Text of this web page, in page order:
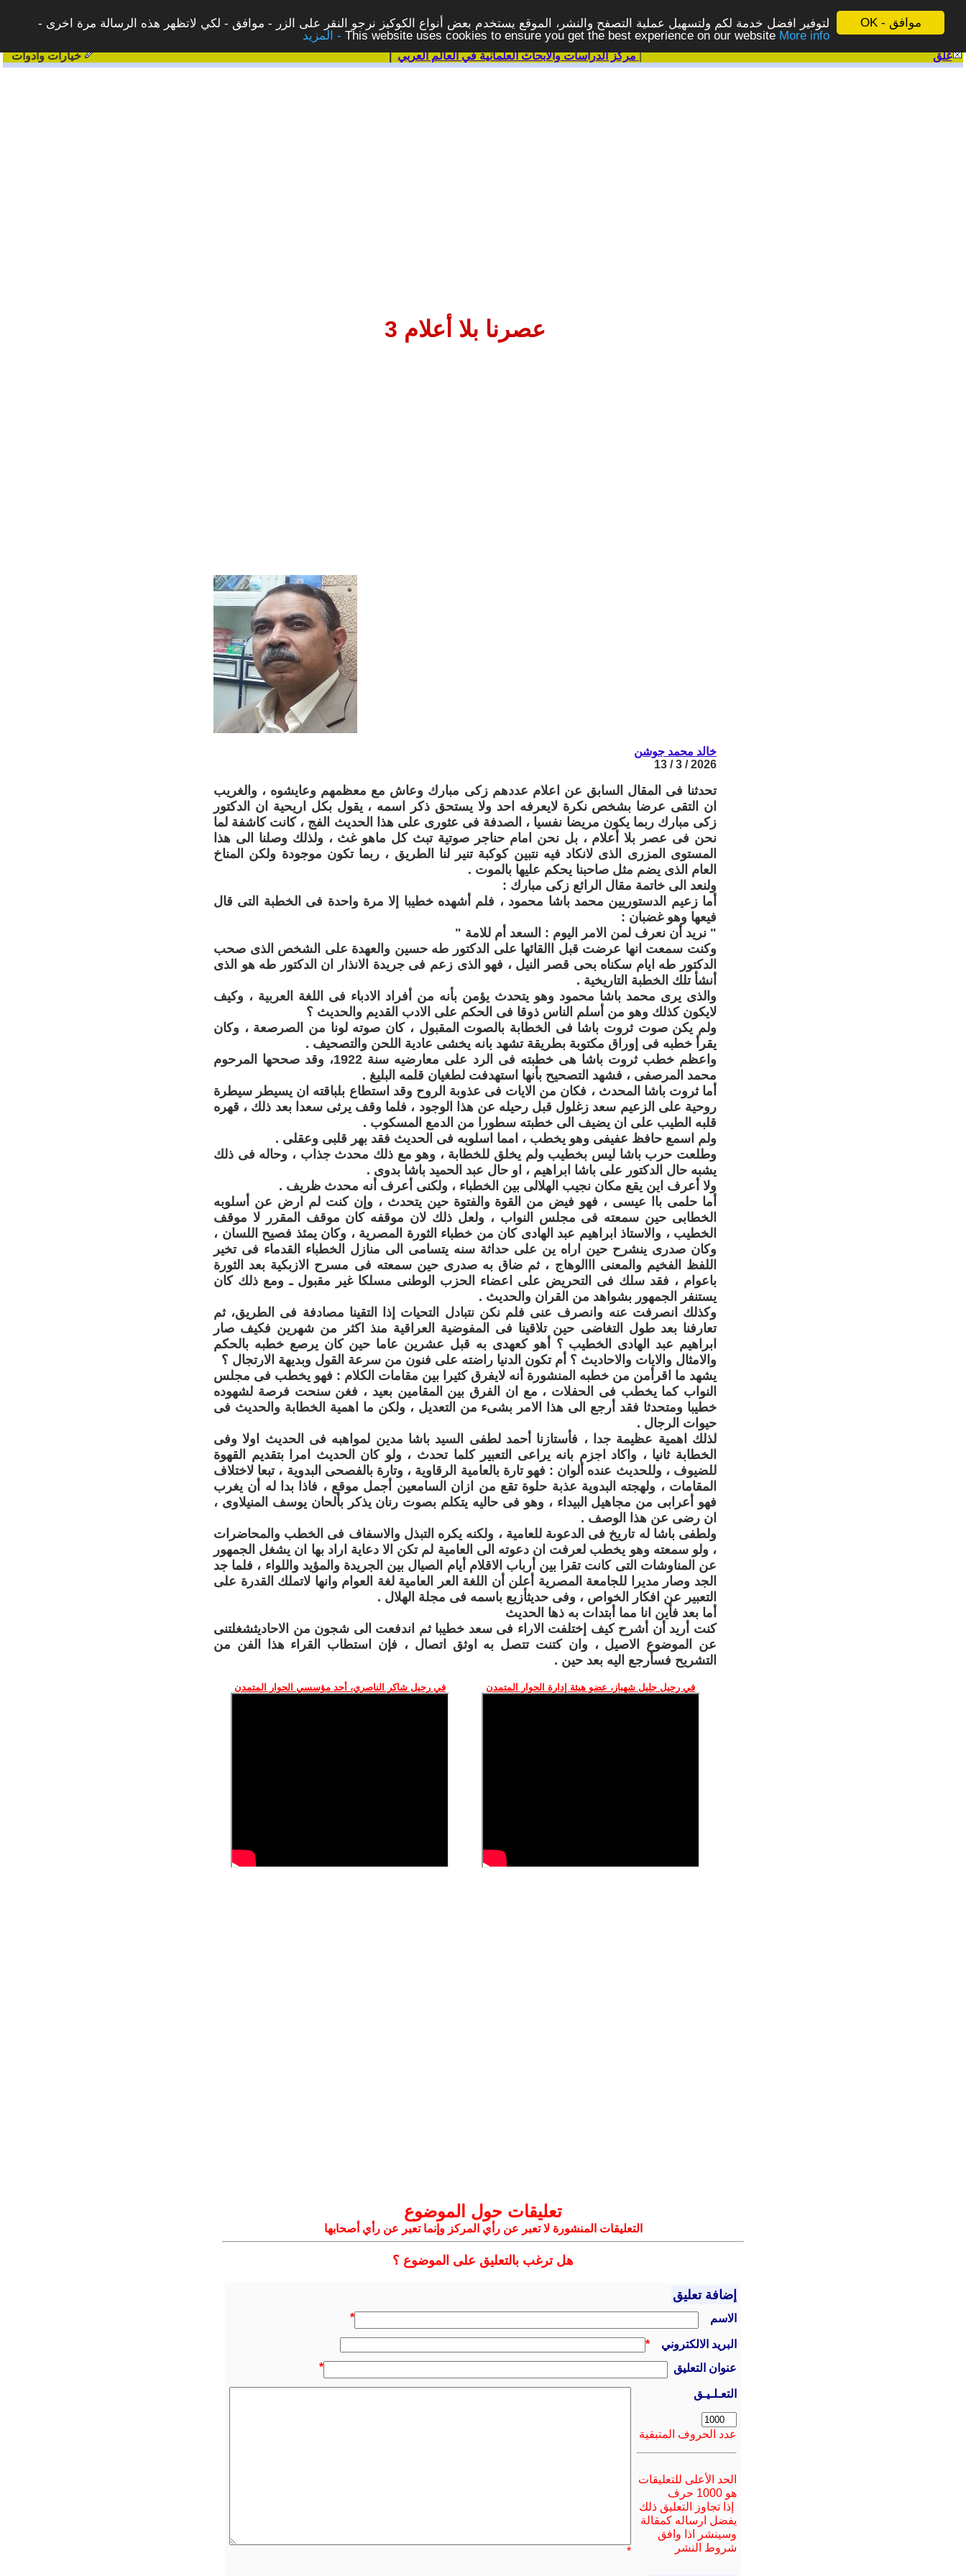
موافق - OK
لتوفير افضل خدمة لكم ولتسهيل عملية التصفح والنشر، الموقع يستخدم بعض أنواع الكوكيز نرجو النقر على الزر - موافق - لكي لاتظهر هذه الرسالة مرة اخرى -
This website uses cookies to ensure you get the best experience on our website More info - المزيد
غلق |مركز الدراسات والابحاث العلمانية في العالم العربي | خيارات وادوات
عصرنا بلا أعلام 3
خالد محمد جوشن
2026 / 3 / 13
تحدثنا فى المقال السابق عن اعلام عددهم زكى مبارك وعاش مع معظمهم وعايشوه ، والغريب
ان التقى عرضا بشخص نكرة لايعرفه احد ولا يستحق ذكر اسمه ، يقول بكل اريحية ان الدكتور
زكى مبارك ربما يكون مريضا نفسيا ، الصدفة فى عثورى على هذا الحديث الفج ، كانت كاشفة لما
نحن فى عصر بلا أعلام ، بل نحن امام حناجر صوتية تبث كل ماهو غث ، ولذلك وصلنا الى هذا
المستوى المزرى الذى لانكاد فيه نتبين كوكبة تنير لنا الطريق ، ربما تكون موجودة ولكن المناخ
العام الذى يضم مثل صاحبنا يحكم عليها بالموت .
ولنعد الى خاتمة مقال الرائع زكى مبارك :
أما زعيم الدستوريين محمد باشا محمود ، فلم أشهده خطيبا إلا مرة واحدة فى الخطبة التى قال
فيعها وهو غضبان :
" نريد أن نعرف لمن الامر اليوم : السعد أم للامة "
وكنت سمعت انها عرضت قبل االقائها على الدكتور طه حسين والعهدة على الشخص الذى صحب
الدكتور طه ايام سكناه بحى قصر النيل ، فهو الذى زعم فى جريدة الانذار ان الدكتور طه هو الذى
أنشأ تلك الخطبة التاريخية .
والذى يرى محمد باشا محمود وهو يتحدث يؤمن بأنه من أفراد الادباء فى اللغة العربية ، وكيف
لايكون كذلك وهو من أسلم الناس ذوقا فى الحكم على الادب القديم والحديث ؟
ولم يكن صوت ثروت باشا فى الخطابة بالصوت المقبول ، كان صوته لونا من الصرصعة ، وكان
يقرأ خطبه فى إوراق مكتوبة بطريقة تشهد بانه يخشى عادية اللحن والتصحيف .
واعظم خطب ثروت باشا هى خطبته فى الرد على معارضيه سنة 1922، وقد صححها المرحوم
محمد المرصفى ، فشهد التصحيح بأنها استهدفت لطغيان قلمه البليغ .
أما ثروت باشا المحدث ، فكان من الايات فى عذوبة الروح وقد استطاع بلباقته ان يسيطر سيطرة
روحية على الزعيم سعد زغلول قبل رحيله عن هذا الوجود ، فلما وقف يرثى سعدا بعد ذلك ، قهره
قلبه الطيب على ان يضيف الى خطبته سطورا من الدمع المسكوب .
ولم اسمع حافظ عفيفى وهو يخطب ، امما اسلوبه فى الحديث فقد بهر قلبى وعقلى .
وطلعت حرب باشا ليس بخطيب ولم يخلق للخطابة ، وهو مع ذلك محدث جذاب ، وحاله فى ذلك
يشبه حال الدكتور على باشا ابراهيم ، او حال عبد الحميد باشا بدوى .
ولا أعرف اين يقع مكان نجيب الهلالى بين الخطباء ، ولكنى أعرف أنه محدث ظريف .
أما حلمى باا عيسى ، فهو فيض من القوة والفتوة حين يتحدث ، وإن كنت لم ارض عن أسلوبه
الخطابى حين سمعته فى مجلس النواب ، ولعل ذلك لان موقفه كان موقف المقرر لا موقف
الخطيب ، والاستاذ ابراهيم عبد الهادى كان من خطباء الثورة المصرية ، وكان يمئذ فصيح اللسان ،
وكان صدرى ينشرح حين اراه ين على حداثة سنه يتسامى الى منازل الخطباء القدماء فى تخير
اللفظ الفخيم والمعنى ااالوهاج ، ثم ضاق به صدرى حين سمعته فى مسرح الازبكية بعد الثورة
باعوام ، فقد سلك فى التحريض على اعضاء الحزب الوطنى مسلكا غير مقبول ـ ومع ذلك كان
يستنفر الجمهور بشواهد من القران والحديث .
وكذلك انصرفت عنه وانصرف عنى فلم نكن نتبادل التحيات إذا التقينا مصادفة فى الطريق، ثم
تعارفنا بعد طول التغاضى حين تلاقينا فى المفوضية العراقية منذ اكثر من شهرين فكيف صار
ابراهيم عبد الهادى الخطيب ؟ أهو كعهدى به قبل عشرين عاما حين كان يرصع خطبه بالحكم
والامثال والايات والاحاديث ؟ أم تكون الدنيا راضته على فنون من سرعة القول وبديهة الارتجال ؟
يشهد ما اقرأمن من خطبه المنشورة أنه لايفرق كثيرا بين مقامات الكلام : فهو يخطب فى مجلس
النواب كما يخطب فى الحفلات ، مع ان الفرق بين المقامين بعيد ، فغن سنحت فرصة لشهوده
خطيبا ومتحدثا فقد أرجع الى هذا الامر بشىء من التعديل ، ولكن ما اهمية الخطابة والحديث فى
حيوات الرجال .
لذلك اهمية عظيمة جدا ، فأستازنا أحمد لطفى السيد باشا مدين لمواهبه فى الحديث اولا وفى
الخطابة ثانيا ، واكاد اجزم بانه يراعى التعبير كلما تحدث ، ولو كان الحديث امرا بتقديم القهوة
للضيوف ، وللحديث عنده ألوان : فهو تارة بالعامية الرقاوية ، وتارة بالفصحى البدوية ، تبعا لاختلاف
المقامات ، ولهجته البدوية عذبة حلوة تقع من ازان السامعين أجمل موقع ، فاذا بدا له أن يغرب
فهو أعرابى من مجاهيل البيداء ، وهو فى حاليه يتكلم بصوت رنان يذكر بألحان يوسف المنيلاوى ،
ان رضى عن هذا الوصف .
ولطفى باشا له تاريخ فى الدعوىة للعامية ، ولكنه يكره التبذل والاسفاف فى الخطب والمحاضرات
، ولو سمعته وهو يخطب لعرفت ان دعوته الى العامية لم تكن الا دعاية اراد بها ان يشغل الجمهور
عن المناوشات التى كانت تقرا بين أرباب الاقلام أيام الصيال بين الجريدة والمؤيد واللواء ، فلما جد
الجد وصار مديرا للجامعة المصرية أعلن أن اللغة العر العامية لغة العوام وانها لاتملك القدرة على
التعبير عن افكار الخواص ، وفى حديثأزيع باسمه فى مجلة الهلال .
أما بعد فأين انا مما أبتدات به ذها الحديث
كنت أريد أن أشرح كيف إختلفت الاراء فى سعد خطيبا ثم اندفعت الى شجون من الاحاديثشغلتنى
عن الموضوع الاصيل ، وان كتنت تتصل به اوثق اتصال ، فإن استطاب القراء هذا الفن من
التشريح فسأرجع اليه بعد حين .
في رحيل جليل شهباز، عضو هيئة إدارة الحوار المتمدن في رحيل شاكر الناصري، أحد مؤسسي الحوار المتمدن
تعليقات حول الموضوع
التعليقات المنشورة لا تعبر عن رأي المركز وإنما تعبر عن رأي أصحابها
هل ترغب بالتعليق على الموضوع ؟
إضافة تعليق
الاسم *
البريد الالكتروني
*
عنوان التعليق
*
التعـلـيـق
عدد الحروف المتبقية
الحد الأعلى للتعليقات
هو 1000 حرف
إذا تجاوز التعليق ذلك
يفضل ارساله كمقالة
وسينشر اذا وافق
شروط النشر
*